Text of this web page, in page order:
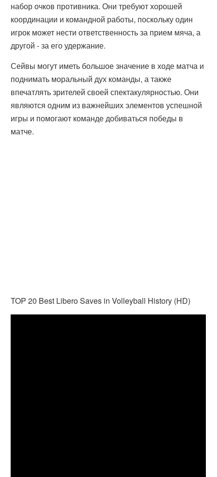
набор очков противника. Они требуют хорошей
координации и командной работы, поскольку один
игрок может нести ответственность за прием мяча, а
другой - за его удержание.
Сейвы могут иметь большое значение в ходе матча и
поднимать моральный дух команды, а также
впечатлять зрителей своей спектакулярностью. Они
являются одним из важнейших элементов успешной
игры и помогают команде добиваться победы в
матче.
TOP 20 Best Libero Saves in Volleyball History (HD)